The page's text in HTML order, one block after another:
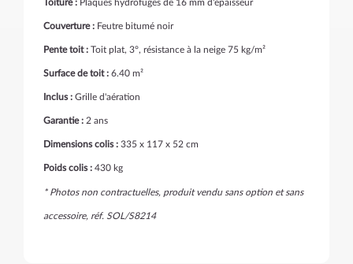
Toiture : Plaques hydrofuges de 16 mm d'épaisseur
Couverture : Feutre bitumé noir
Pente toit : Toit plat, 3°, résistance à la neige 75 kg/m²
Surface de toit : 6.40 m²
Inclus : Grille d'aération
Garantie : 2 ans
Dimensions colis : 335 x 117 x 52 cm
Poids colis : 430 kg
* Photos non contractuelles, produit vendu sans option et sans
accessoire, réf. SOL/S8214